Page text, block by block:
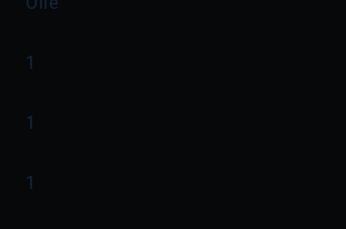
1
1
1